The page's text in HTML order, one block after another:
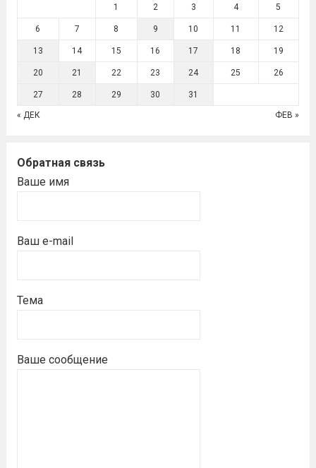
1 2 3 4 5
6 7 8 9 10 11 12
13 14 15 16 17 18 19
20 21 22 23 24 25 26
27 28 29 30 31
« ДЕК ФЕВ »
Обратная связь
Ваше имя
Ваш e-mail
Тема
Ваше сообщение